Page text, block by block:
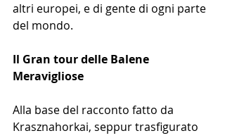
altri europei, e di gente di ogni parte
del mondo.
Il Gran tour delle Balene
Meravigliose
Alla base del racconto fatto da
Krasznahorkai, seppur trasfigurato